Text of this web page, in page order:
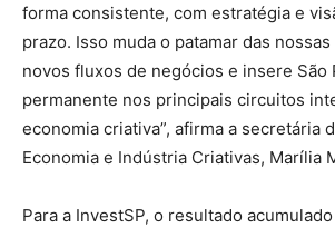
forma consistente, com estratégia e
prazo. Isso muda o patamar das
novos fluxos de negócios e insere São
permanente nos principais circuitos
economia criativa”, afirma a secretária
Economia e Indústria Criativas, Marília
Para a InvestSP, o resultado